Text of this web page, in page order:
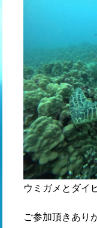
ウミガメとダイ
ご参加頂きあり